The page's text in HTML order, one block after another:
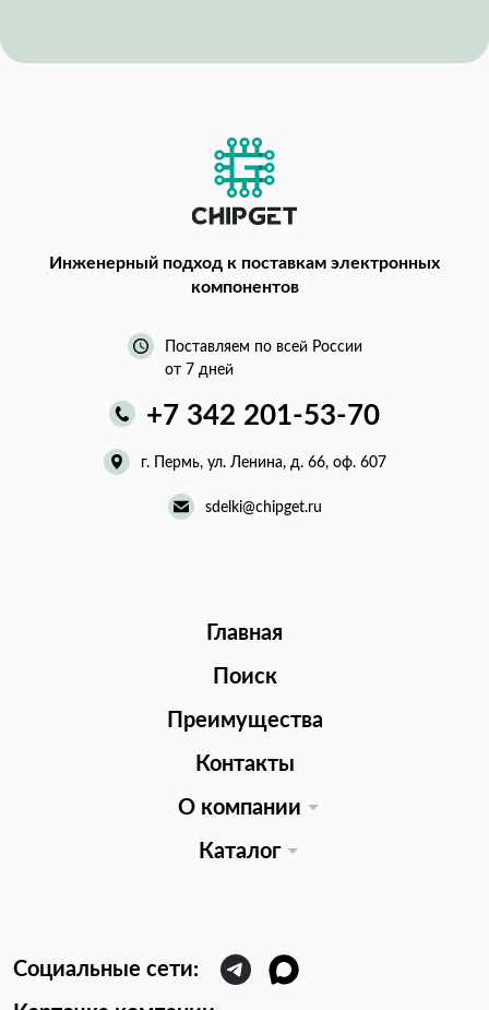
Инженерный подход к поставкам электронных
компонентов
Поставляем по всей России
от 7 дней
+7 342 201-53-70
г. Пермь, ул. Ленина, д. 66, оф. 607
sdelki@chipget.ru
Главная
Поиск
Преимущества
Контакты
О компании
Каталог